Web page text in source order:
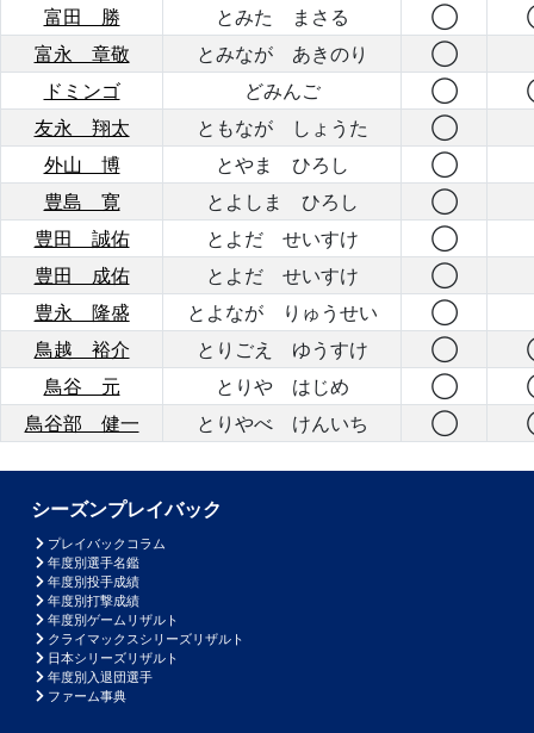
富田 勝
とみた まさる ◯
富永 章敬
とみなが あきのり
◯
ドミンゴ
どみんご ◯
友永 翔太
ともなが しょうた
◯
外山 博
とやま ひろし
◯
豊島 寛
とよしま ひろし
◯
豊田 誠佑
とよだ せいすけ
◯
豊田 成佑
とよだ せいすけ
◯
豊永 隆盛
とよなが りゅうせい
◯
鳥越 裕介
とりごえ ゆうすけ ◯
鳥谷 元
とりや はじめ ◯
鳥谷部 健一
とりやべ けんいち ◯
シーズンプレイバック
プレイバックコラム
年度別選手名鑑
年度別投手成績
年度別打撃成績
年度別ゲームリザルト
クライマックスシリーズリザルト
日本シリーズリザルト
年度別入退団選手
ファーム事典